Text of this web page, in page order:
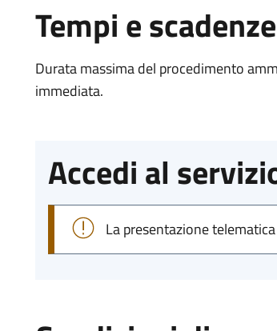
Tempi e scadenze
Durata massima del procedimento
immediata.
Accedi al
La presentazione